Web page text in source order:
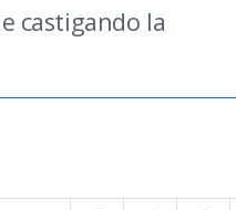
castigando la